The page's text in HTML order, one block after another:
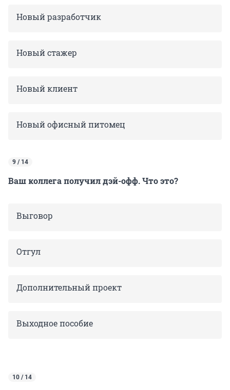
Новый разработчик
Новый стажер
Новый клиент
Новый офисный питомец
9 / 14
Ваш коллега получил дэй-офф. Что это?
Выговор
Отгул
Дополнительный проект
Выходное пособие
10 / 14